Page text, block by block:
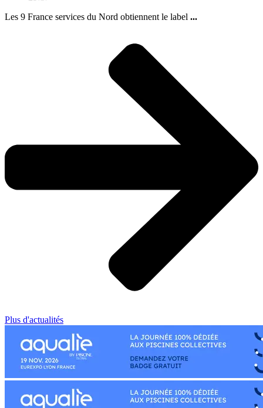
Les 9 France services du Nord obtiennent le label ...
Plus d'actualités